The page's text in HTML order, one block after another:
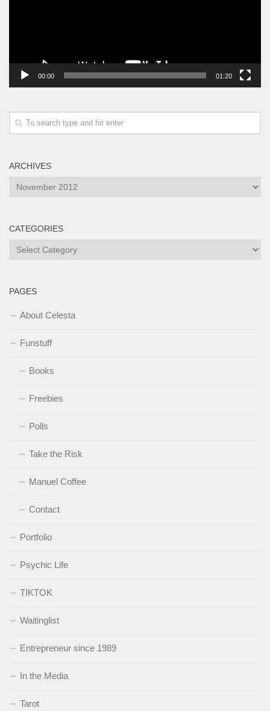
00:00 01:20
ARCHIVES
Archives
CATEGORIES
Categories
PAGES
About Celesta
Funstuff
Books
Freebies
Polls
Take the Risk
Manuel Coffee
Contact
Portfolio
Psychic Life
TIKTOK
Waitinglist
Entrepreneur since 1989
In the Media
Tarot